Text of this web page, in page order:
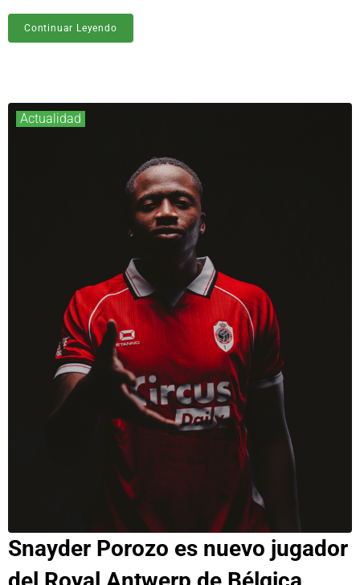
Continuar Leyendo
Actualidad
Snayder Porozo es nuevo jugador